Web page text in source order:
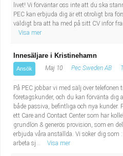
livet! Vi förväntar oss inte att du ska
PEC kan erbjuda dig är ett otroligt bra
väldigt bra att ha med på sitt CV inför
Visa mer
Innesäljare i Kristinehamn
Ansök Maj 10 Pec Sweden AB
På PEC jobbar vi med sälj över
företagskunder, och du kan förvänta dig
både passiva, befintliga och nya kunder.
ett Care and Contact Center som har
grundlön & generös provision, som en
erbjuda våra anställda. Vi söker dig
arbeta sj...
Visa mer